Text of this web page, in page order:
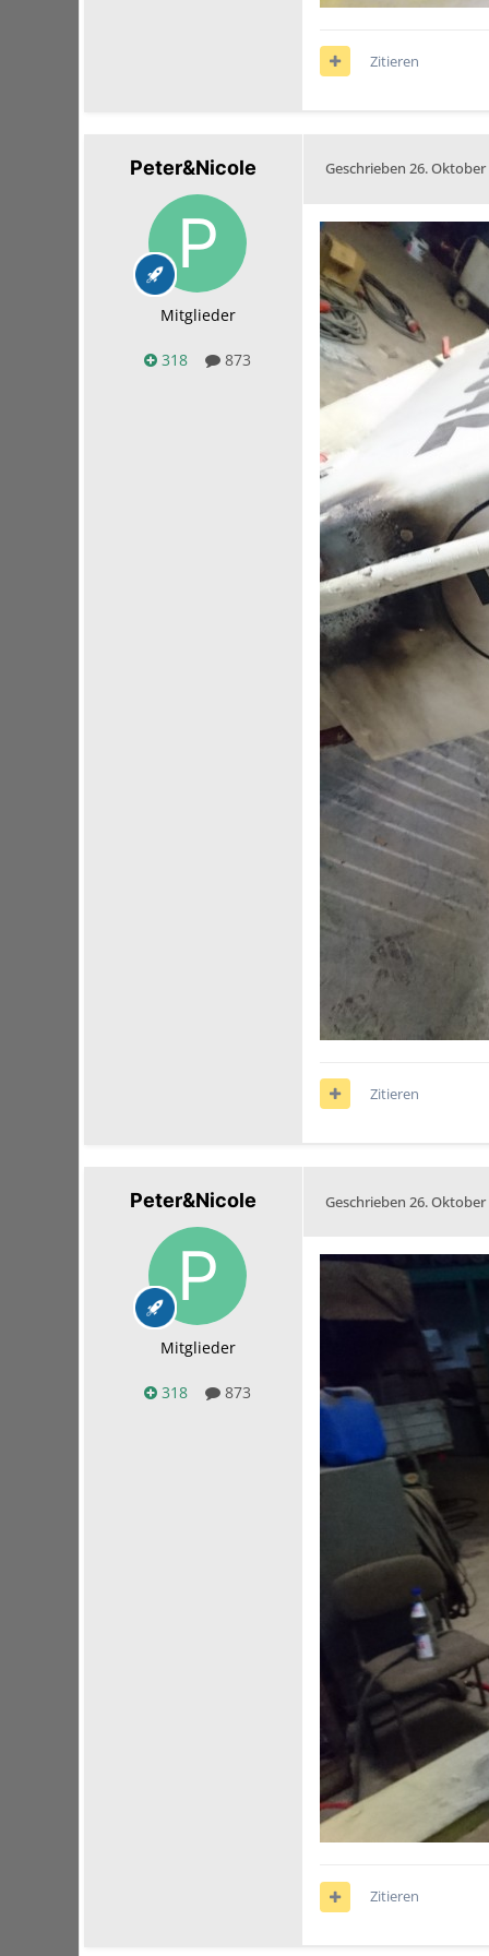
Zitieren
Peter&Nicole
Mitglieder
318 873
Geschrieben 26. Oktober
Zitieren
Peter&Nicole
Mitglieder
318 873
Geschrieben 26. Oktober
Zitieren